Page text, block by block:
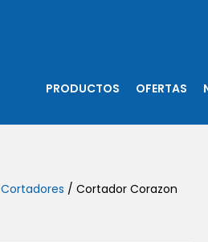
PRODUCTOS OFERTAS
Cortadores / Cortador Corazon